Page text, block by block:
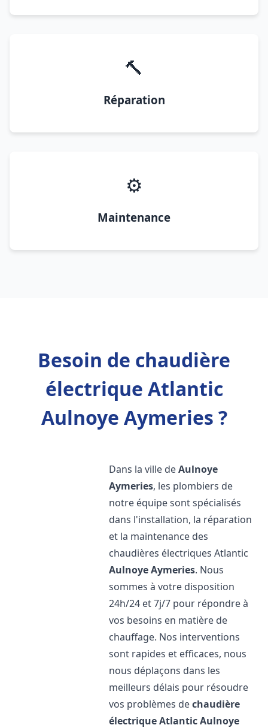
🔨
Réparation
⚙️
Maintenance
Besoin de chaudière
électrique Atlantic
Aulnoye Aymeries ?
Dans la ville deAulnoye
Aymeries, les plombiers de
notre équipe sont spécialisés
dans l'installation, la réparation
et la maintenance des
chaudières électriques Atlantic
Aulnoye Aymeries. Nous
sommes à votre disposition
24h/24 et 7j/7 pour répondre à
vos besoins en matière de
chauffage. Nos interventions
sont rapides et efficaces, nous
nous déplaçons dans les
meilleurs délais pour résoudre
vos problèmes dechaudière
électrique AtlanticAulnoye